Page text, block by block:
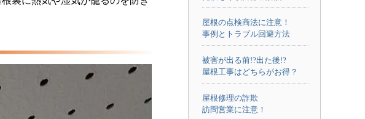
屋根の点検商法に注意！
事例とトラブル回避方法
被害が出る前!?出た後!?
屋根工事はどちらがお得？
屋根修理の詐欺
訪問営業に注意！